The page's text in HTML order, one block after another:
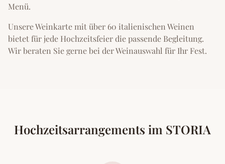
Menü.
Unsere Weinkarte mit über 60 italienischen Weinen
bietet für jede Hochzeitsfeier die passende Begleitung.
Wir beraten Sie gerne bei der Weinauswahl für Ihr Fest.
Hochzeitsarrangements im STORIA